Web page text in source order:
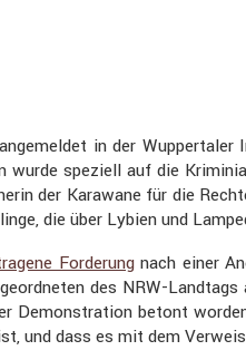
in der
wurde speziell auf die
der Karawane für die
die über Lybien und
Forde­rungnach einer
des NRW-
Demons­tra­tion betont
und dass es mit dem